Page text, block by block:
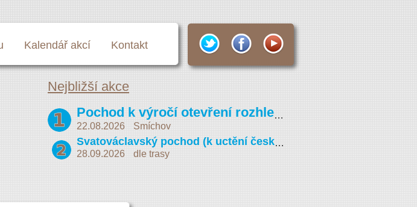
Kalendář akcí Kontakt
Nejbližší akce
Pochod k výročí otevření rozhledny na Petříně (Vojta Náprstek 2026)
22.08.2026
Smíchov
Svatováclavský pochod (k uctění české státnosti)
28.09.2026
dle trasy